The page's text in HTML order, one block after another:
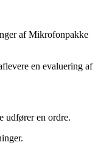
af Mikrofonpakke
en evaluering af
udfører en ordre.